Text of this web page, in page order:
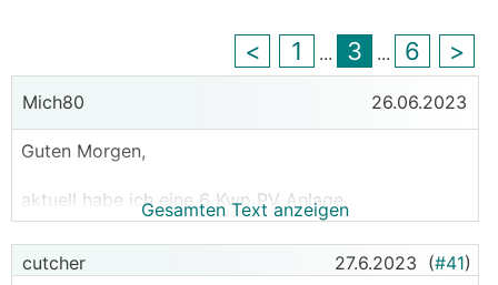
< 1 ... 3 ... 6 >
Mich80 26.06.2023
Guten Morgen,
aktuell habe ich eine 6 Kwp PV Anlage.
Wie gross sollte der Speicher dafür maximal sein um
den Eigenverbrauch zu optimieren?
Eine Notstromfunktion benötige ich nicht.
Gesamten Text anzeigen
cutcher 27.6.2023 (#41)